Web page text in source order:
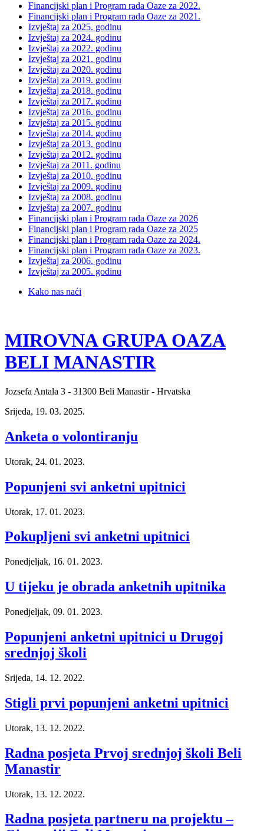
Financijski plan i Program rada Oaze za 2022.
Financijski plan i Program rada Oaze za 2021.
Izvještaj za 2025. godinu
Izvještaj za 2024. godinu
Izvještaj za 2022. godinu
Izvještaj za 2021. godinu
Izvještaj za 2020. godinu
Izvještaj za 2019. godinu
Izvještaj za 2018. godinu
Izvještaj za 2017. godinu
Izvještaj za 2016. godinu
Izvještaj za 2015. godinu
Izvještaj za 2014. godinu
Izvještaj za 2013. godinu
Izvještaj za 2012. godinu
Izvještaj za 2011. godinu
Izvještaj za 2010. godinu
Izvještaj za 2009. godinu
Izvještaj za 2008. godinu
Izvještaj za 2007. godinu
Financijski plan i Program rada Oaze za 2026
Financijski plan i Program rada Oaze za 2025
Financijski plan i Program rada Oaze za 2024.
Financijski plan i Program rada Oaze za 2023.
Izvještaj za 2006. godinu
Izvještaj za 2005. godinu
Kako nas naći
MIROVNA GRUPA OAZA
BELI MANASTIR
Jozsefa Antala 3 - 31300 Beli Manastir - Hrvatska
Srijeda, 19. 03. 2025.
Anketa o volontiranju
Utorak, 24. 01. 2023.
Popunjeni svi anketni upitnici
Utorak, 17. 01. 2023.
Pokupljeni svi anketni upitnici
Ponedjeljak, 16. 01. 2023.
U tijeku je obrada anketnih upitnika
Ponedjeljak, 09. 01. 2023.
Popunjeni anketni upitnici u Drugoj
srednjoj školi
Srijeda, 14. 12. 2022.
Stigli prvi popunjeni anketni upitnici
Utorak, 13. 12. 2022.
Radna posjeta Prvoj srednjoj školi Beli
Manastir
Utorak, 13. 12. 2022.
Radna posjeta partneru na projektu –